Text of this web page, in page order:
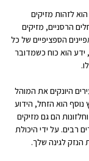
לזהות מזיקים
הרסניים, מזיקים
הספציפיים של כל
ידע הוא כוח כשמדובר
היונקים את המוהל
נוסף הוא הזחל, הידוע
הם גם מזיקים
רבים. על ידי היכולת
לגינה שלך.